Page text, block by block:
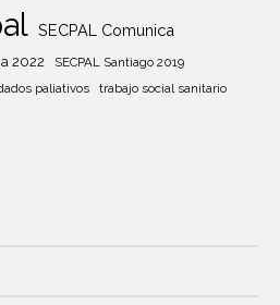
SECPAL Comunica
2022 SECPAL Santiago 2019
paliativos trabajo social sanitario